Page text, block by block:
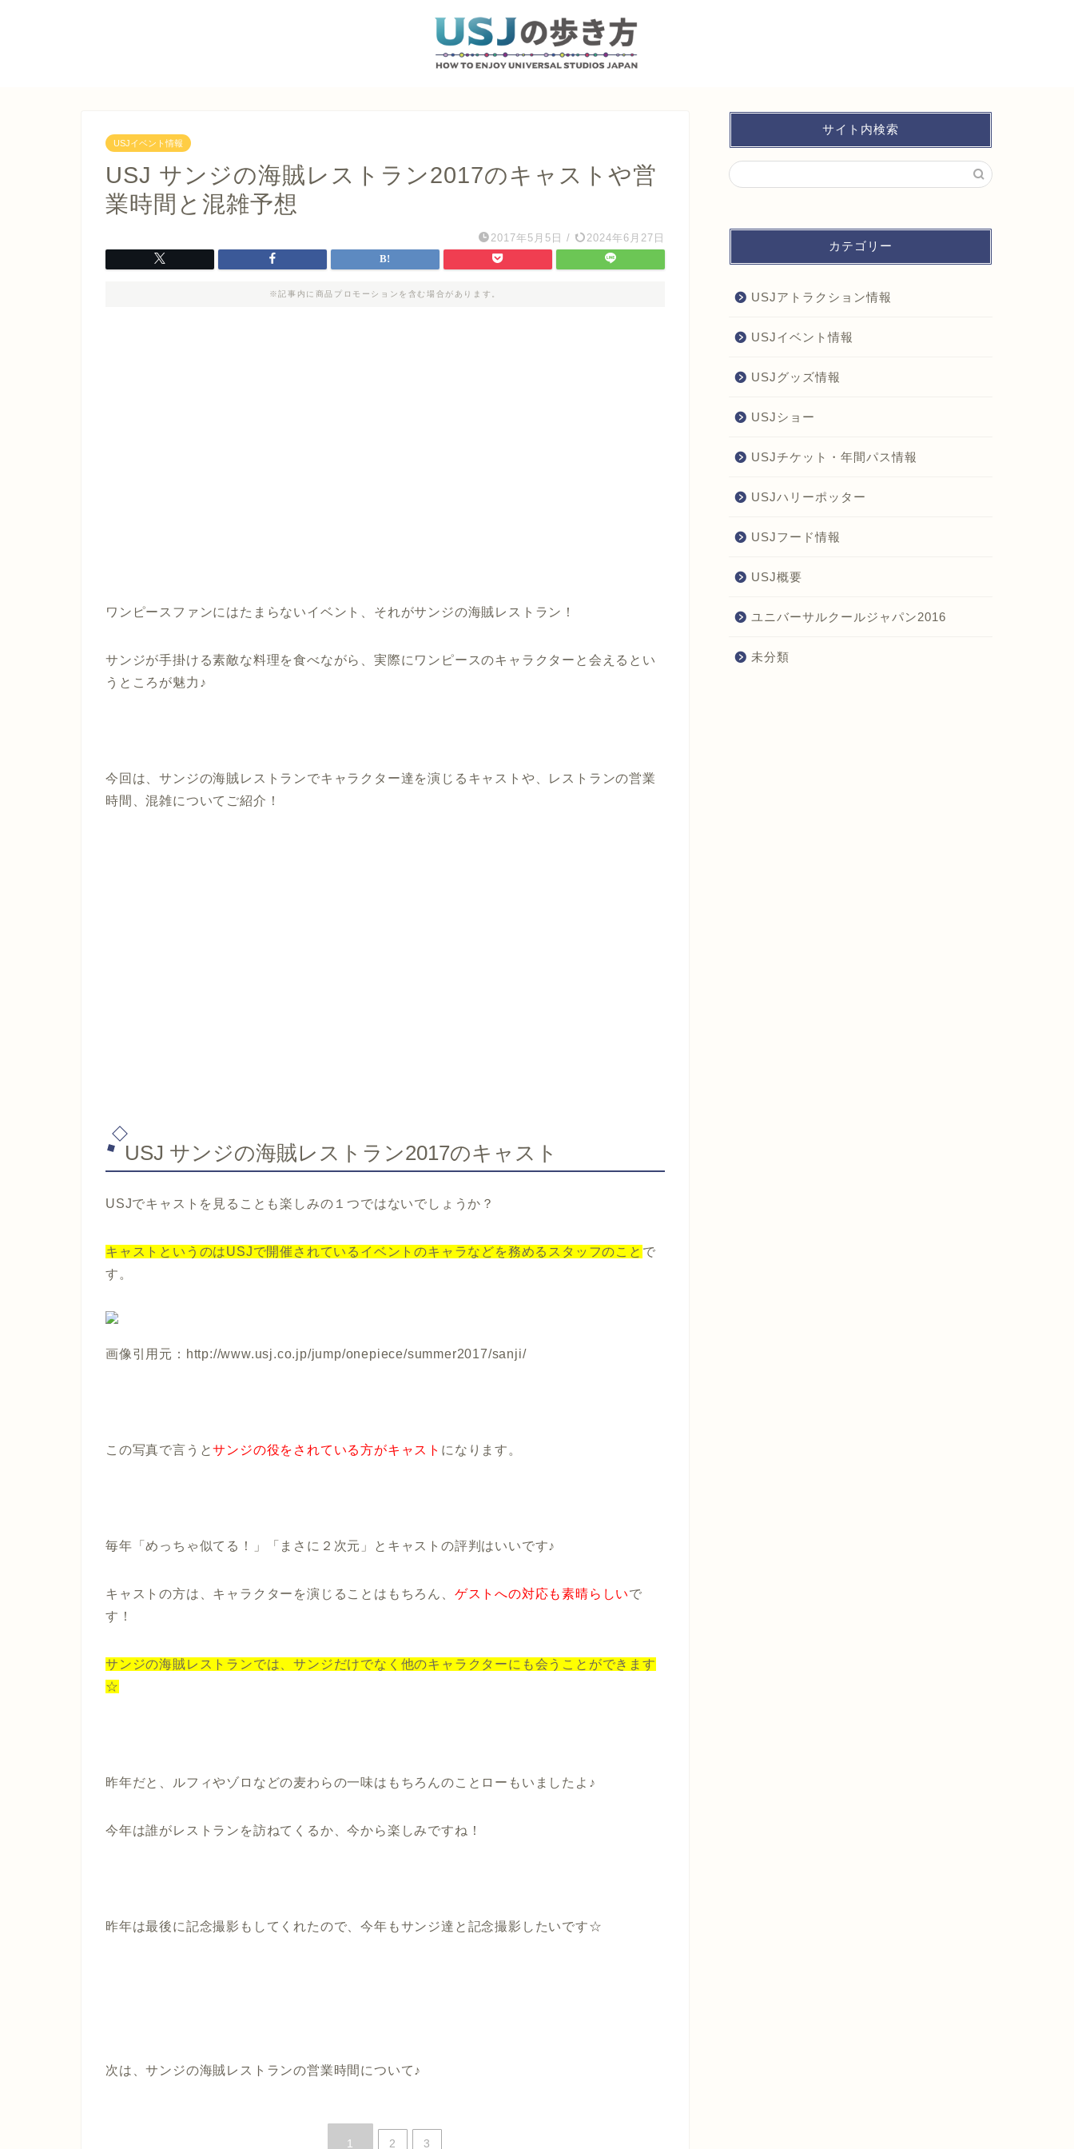
USJイベント情報
USJ サンジの海賊レストラン2017のキャストや営
業時間と混雑予想
2017年5月5日 / 2024年6月27日
※記事内に商品プロモーションを含む場合があります。
ワンピースファンにはたまらないイベント、それがサンジの海賊レストラン！
サンジが手掛ける素敵な料理を食べながら、実際にワンピースのキャラクターと会えるとい
うところが魅力♪
今回は、サンジの海賊レストランでキャラクター達を演じるキャストや、レストランの営業
時間、混雑についてご紹介！
USJ サンジの海賊レストラン2017のキャスト
USJでキャストを見ることも楽しみの１つではないでしょうか？
キャストというのはUSJで開催されているイベントのキャラなどを務めるスタッフのこと で
す。
画像引用元：http://www.usj.co.jp/jump/onepiece/summer2017/sanji/
この写真で言うとサンジの役をされている方がキャスト になります。
毎年「めっちゃ似てる！」「まさに２次元」とキャストの評判はいいです♪
キャストの方は、キャラクターを演じることはもちろん、 ゲストへの対応も素晴らしいで
す！
サンジの海賊レストランでは、サンジだけでなく他のキャラクターにも会うことができます
☆
昨年だと、ルフィやゾロなどの麦わらの一味はもちろんのことローもいましたよ♪
今年は誰がレストランを訪ねてくるか、今から楽しみですね！
昨年は最後に記念撮影もしてくれたので、今年もサンジ達と記念撮影したいです☆
次は、サンジの海賊レストランの営業時間について♪
1 2 3
サイト内検索
カテゴリー
USJアトラクション情報
USJイベント情報
USJグッズ情報
USJショー
USJチケット・年間パス情報
USJハリーポッター
USJフード情報
USJ概要
ユニバーサルクールジャパン2016
未分類